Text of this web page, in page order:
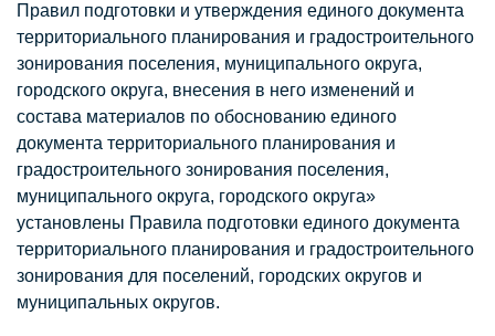
Правил подготовки и утверждения единого документа
территориального планирования и градостроительного
зонирования поселения, муниципального округа,
городского округа, внесения в него изменений и
состава материалов по обоснованию единого
документа территориального планирования и
градостроительного зонирования поселения,
муниципального округа, городского округа»
установлены Правила подготовки единого документа
территориального планирования и градостроительного
зонирования для поселений, городских округов и
муниципальных округов.